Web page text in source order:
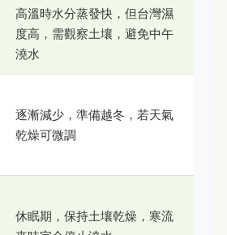
高溫時水分蒸發快，但台灣濕
度高，需觀察土壤，避免中午
澆水
逐漸減少，準備越冬，若天氣
乾燥可微調
休眠期，保持土壤乾燥，寒流